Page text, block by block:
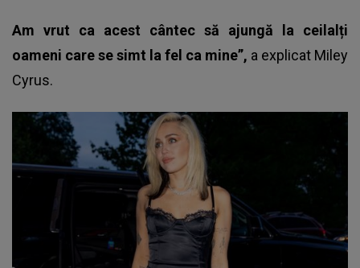
Am vrut ca acest cântec să ajungă la ceilalți
oameni care se simt la fel ca mine”, a explicat Miley
Cyrus.